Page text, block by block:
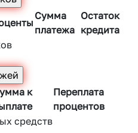
Сумма
платежа
Остаток
кредита
к
Переплата
процентов
средств